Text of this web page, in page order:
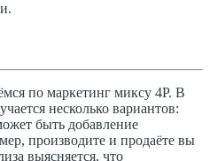
по маркетинг миксу 4P. В
несколько вариантов:
быть добавление
производите и продаёте вы
выясняется, что